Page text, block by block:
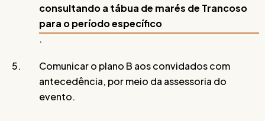
consultando a tábua de marés de Trancoso
para o período específico
.
Comunicar o plano B aos convidados com
antecedência, por meio da assessoria do
evento.